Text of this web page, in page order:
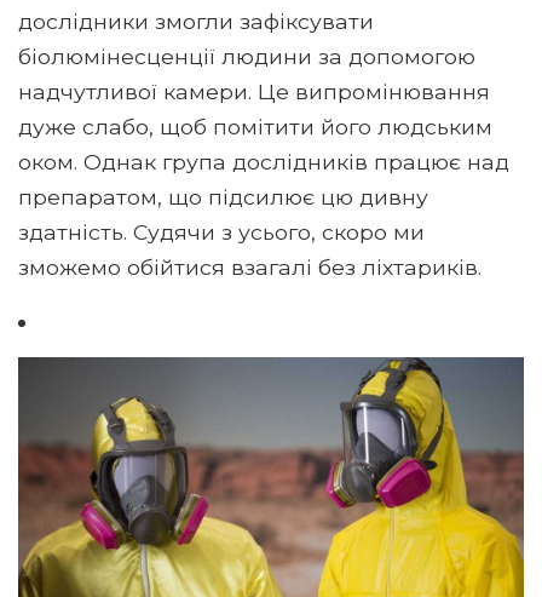
дослідники змогли зафіксувати
біолюмінесценції людини за допомогою
надчутливої ​​камери. Це випромінювання
дуже слабо, щоб помітити його людським
оком. Однак група дослідників працює над
препаратом, що підсилює цю дивну
здатність. Судячи з усього, скоро ми
зможемо обійтися взагалі без ліхтариків.